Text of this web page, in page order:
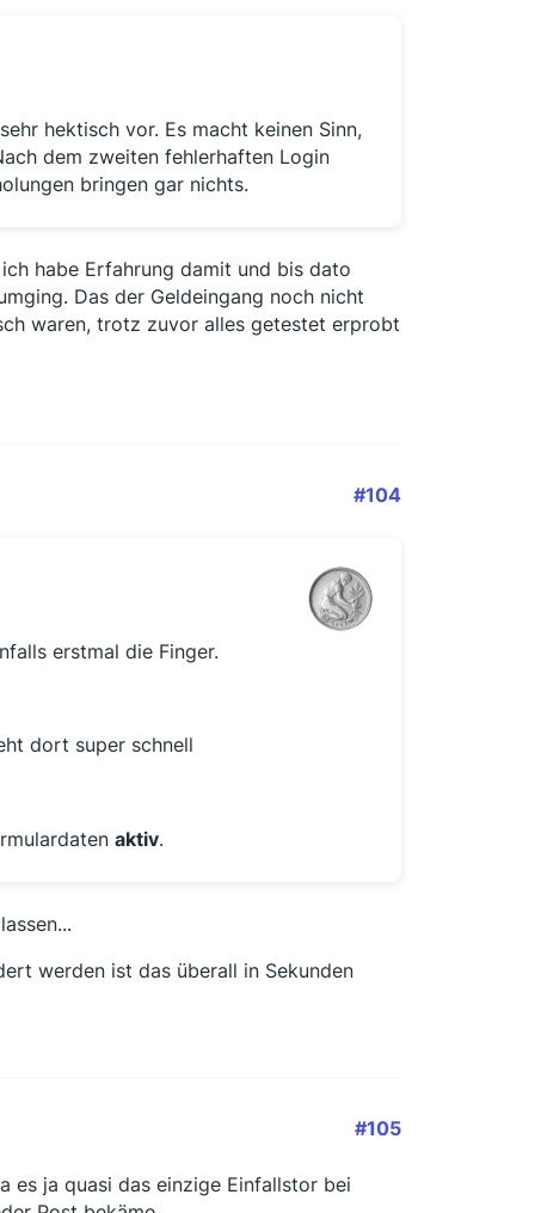
hektisch vor. Es macht keinen Sinn,
dem zweiten fehlerhaften Login
bringen gar nichts.
habe Erfahrung damit und bis dato
Das der Geldeingang noch nicht
waren, trotz zuvor alles getestet erprobt
#104
erstmal die Finger.
dort super schnell
aktiv.
werden ist das überall in Sekunden
#105
es ja quasi das einzige Einfallstor bei